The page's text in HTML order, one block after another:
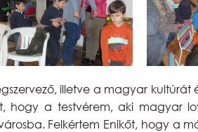
illetve a magyar kultúrát
hogy a testvérem, aki magyar
Felkértem Enikőt, hogy a